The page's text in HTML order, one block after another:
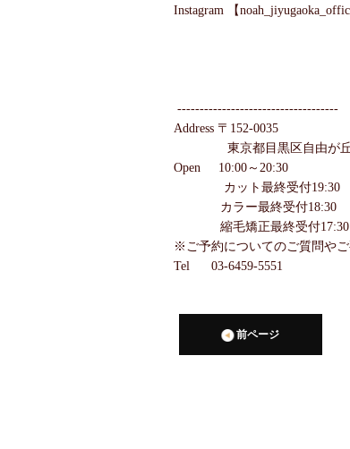
Instagram 【
------------------------------------
Address 〒152-0035
東京都目黒区自由が丘
Open 10:00～20:30
カット最終受付19:30
カラー最終受付18:30
縮毛矯正最終受付17:30
※ご予約についてのご質問やご
Tel 03-6459-5551
前ページ